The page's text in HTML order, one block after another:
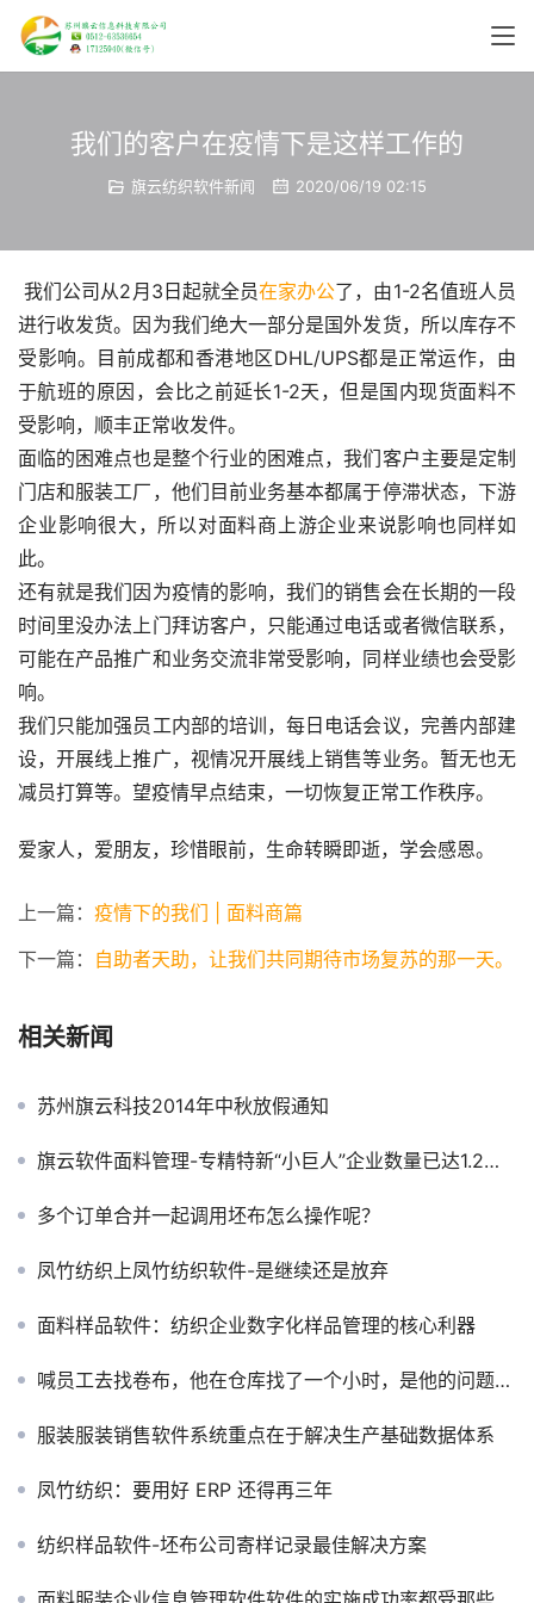
我们的客户在疫情下是这样工作的
旗云纺织软件新闻 2020/06/19 02:15
我们公司从2月3日起就全员在家办公了，由1-2名值班人员
进行收发货。因为我们绝大一部分是国外发货，所以库存不
受影响。目前成都和香港地区DHL/UPS都是正常运作，由
于航班的原因，会比之前延长1-2天，但是国内现货面料不
受影响，顺丰正常收发件。
面临的困难点也是整个行业的困难点，我们客户主要是定制
门店和服装工厂，他们目前业务基本都属于停滞状态，下游
企业影响很大，所以对面料商上游企业来说影响也同样如
此。
还有就是我们因为疫情的影响，我们的销售会在长期的一段
时间里没办法上门拜访客户，只能通过电话或者微信联系，
可能在产品推广和业务交流非常受影响，同样业绩也会受影
响。
我们只能加强员工内部的培训，每日电话会议，完善内部建
设，开展线上推广，视情况开展线上销售等业务。暂无也无
减员打算等。望疫情早点结束，一切恢复正常工作秩序。
爱家人，爱朋友，珍惜眼前，生命转瞬即逝，学会感恩。
上一篇： 疫情下的我们 | 面料商篇
下一篇： 自助者天助，让我们共同期待市场复苏的那一天。
相关新闻
苏州旗云科技2014年中秋放假通知
旗云软件面料管理-专精特新“小巨人”企业数量已达1.2万家
多个订单合并一起调用坯布怎么操作呢？
凤竹纺织上凤竹纺织软件-是继续还是放弃
面料样品软件：纺织企业数字化样品管理的核心利器
喊员工去找卷布，他在仓库找了一个小时，是他的问题还是管理的问题
服装服装销售软件系统重点在于解决生产基础数据体系
凤竹纺织：要用好 ERP 还得再三年
纺织样品软件-坯布公司寄样记录最佳解决方案